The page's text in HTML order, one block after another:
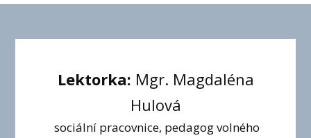
Lektorka: Mgr. Magdaléna
Hulová
sociální pracovnice, pedagog volného